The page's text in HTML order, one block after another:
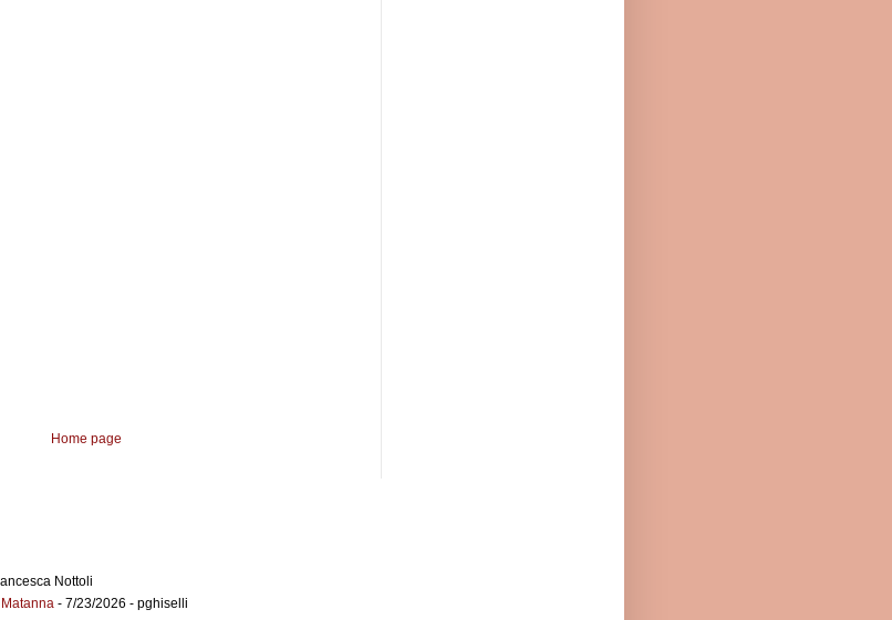
Home page
Nottoli
- 7/23/2026 - pghiselli